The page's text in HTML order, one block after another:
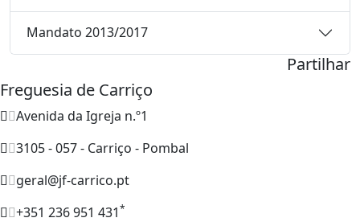
Mandato 2013/2017
Partilhar
Freguesia de Carriço
Avenida da Igreja n.º1
3105 - 057 - Carriço - Pombal
geral@jf-carrico.pt
+351 236 951 431*